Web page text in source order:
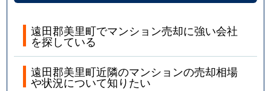
遠田郡美里町でマンション売却に強い会社
を探している
遠田郡美里町近隣のマンションの売却相場
や状況について知りたい